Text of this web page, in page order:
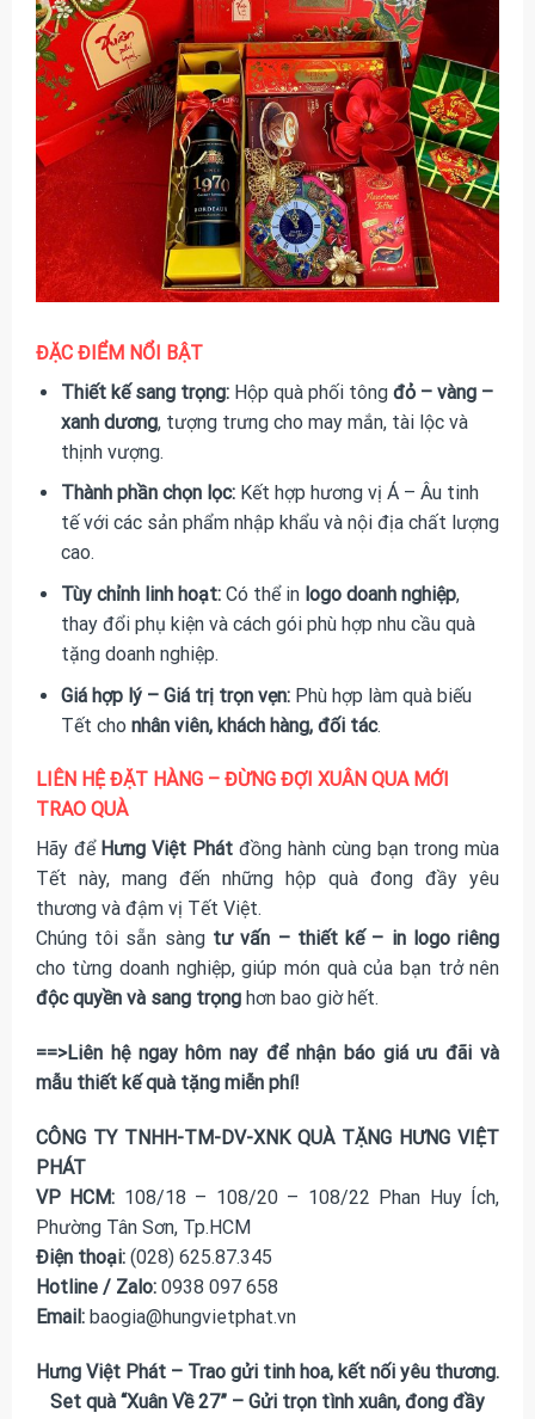
ĐẶC ĐIỂM NỔI BẬT
Thiết kế sang trọng:Hộp quà phối tông đỏ – vàng –
xanh dương, tượng trưng cho may mắn, tài lộc và
thịnh vượng.
Thành phần chọn lọc:Kết hợp hương vị Á – Âu tinh
tế với các sản phẩm nhập khẩu và nội địa chất lượng
cao.
Tùy chỉnh linh hoạt:Có thể in logo doanh nghiệp,
thay đổi phụ kiện và cách gói phù hợp nhu cầu quà
tặng doanh nghiệp.
Giá hợp lý – Giá trị trọn vẹn:Phù hợp làm quà biếu
Tết cho nhân viên, khách hàng, đối tác.
LIÊN HỆ ĐẶT HÀNG – ĐỪNG ĐỢI XUÂN QUA MỚI
TRAO QUÀ
Hãy để Hưng Việt Phát đồng hành cùng bạn trong mùa
Tết này, mang đến những hộp quà đong đầy yêu
thương và đậm vị Tết Việt.
Chúng tôi sẵn sàng tư vấn – thiết kế – in logo riêng
cho từng doanh nghiệp, giúp món quà của bạn trở nên
độc quyền và sang trọnghơn bao giờ hết.
==>Liên hệ ngay hôm nay để nhận báo giá ưu đãi và
mẫu thiết kế quà tặng miễn phí!
CÔNG TY TNHH-TM-DV-XNK QUÀ TẶNG HƯNG VIỆT
PHÁT
VP HCM: 108/18 – 108/20 – 108/22 Phan Huy Ích,
Phường Tân Sơn, Tp.HCM
Điện thoại:(028) 625.87.345
Hotline / Zalo:0938 097 658
Email: baogia@hungvietphat.vn
Hưng Việt Phát – Trao gửi tinh hoa, kết nối yêu thương.
Set quà “Xuân Về 27” – Gửi trọn tình xuân, đong đầy